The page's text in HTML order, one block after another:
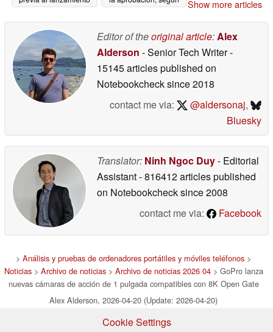
Show more articles
Editor of theoriginal article:Alex
Alderson - Senior Tech Writer-
15145 articles published on
Notebookchecksince 2018
contact me via:
@aldersonaj,
Bluesky
Translator: Ninh Ngoc Duy- Editorial
Assistant- 816412 articles published
on Notebookchecksince 2008
contact me via:
Facebook
> Análisis y pruebas de ordenadores portátiles y móviles teléfonos >
Noticias> Archivo de noticias> Archivo de noticias 2026 04> GoPro lanza
nuevas cámaras de acción de 1 pulgada compatibles con 8K Open Gate
Alex Alderson, 2026-04-20 (Update: 2026-04-20)
Cookie Settings